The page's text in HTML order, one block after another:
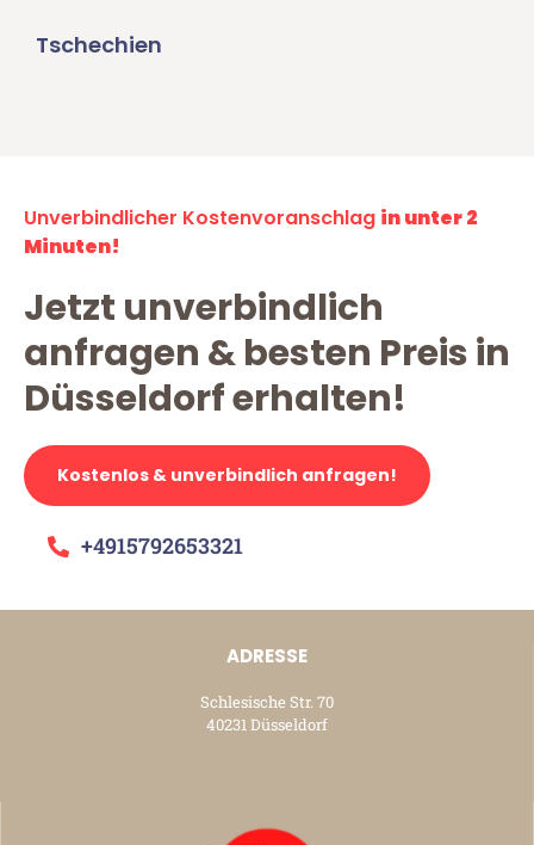
Tschechien
Unverbindlicher Kostenvoranschlag in unter 2
Minuten!
Jetzt unverbindlich
anfragen & besten Preis in
Düsseldorf erhalten!
Kostenlos & unverbindlich anfragen!
+4915792653321
ADRESSE
Schlesische Str. 70
40231 Düsseldorf